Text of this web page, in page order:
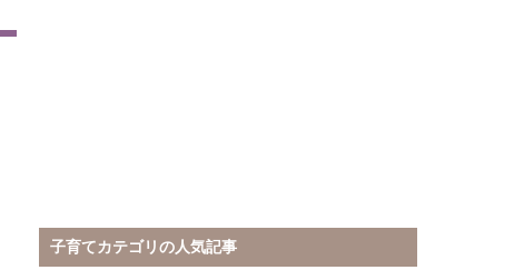
子育てカテゴリの人気記事